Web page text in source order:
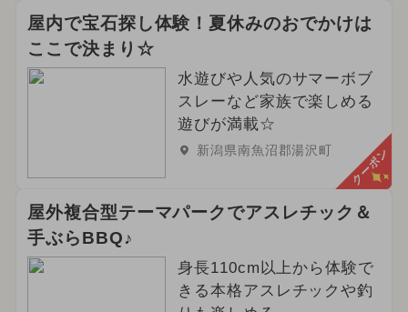
屋内で宝石探し体験！夏休みのおでかけは
ここで決まり☆
水遊びや人気のサマーボブ
スレーなど家族で楽しめる
遊びが満載☆
新潟県南魚沼郡湯沢町 クーポン
屋外複合型テーマパークでアスレチック＆
手ぶらBBQ♪
身長110cm以上から体験で
きる本格アスレチックや釣